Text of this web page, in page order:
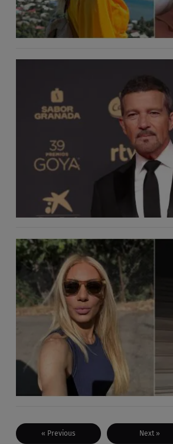
« Previous Next »